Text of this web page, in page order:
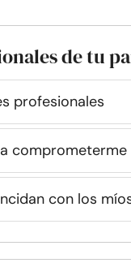
de tu
profesionales
comprometerme
con los